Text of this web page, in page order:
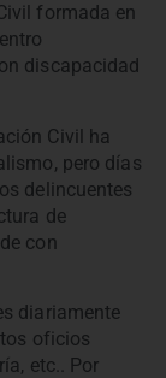
formada en
discapacidad
Civil ha
pero días
delincuentes
de
con
diariamente
oficios
etc.. Por